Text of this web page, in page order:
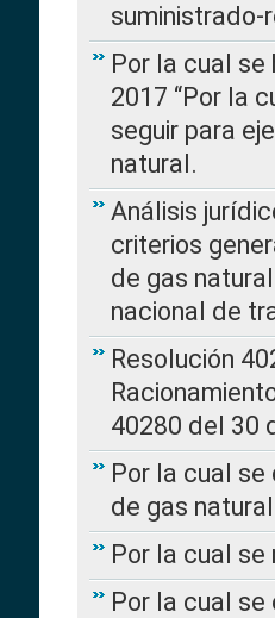
Por la cual se
2017 “Por la
seguir para
natural.
Análisis
criterios
de gas
nacional de
Resolución
40280 del 30
Por la cual
de gas natural
Por la cual se
Por la cual se